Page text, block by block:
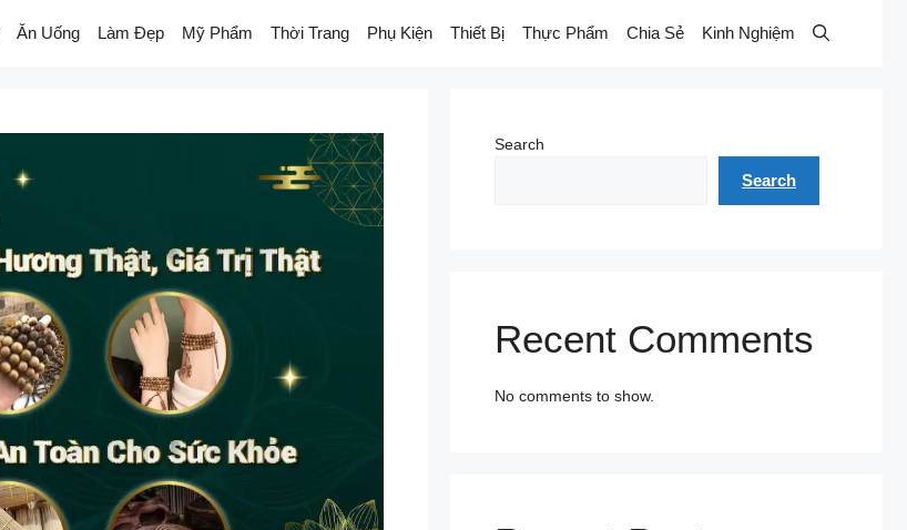
Ăn Uống Làm Đẹp Mỹ Phẩm Thời Trang Phụ Kiện Thiết Bị Thực Phẩm Chia Sẻ Kinh Nghiệm
Search
Search
Recent Comments
No comments to show.